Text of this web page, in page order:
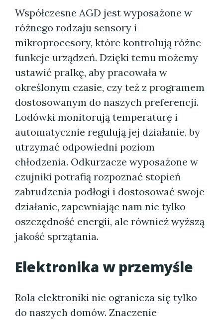
Współczesne AGD jest wyposażone w
różnego rodzaju sensory i
mikroprocesory, które kontrolują różne
funkcje urządzeń. Dzięki temu możemy
ustawić pralkę, aby pracowała w
określonym czasie, czy też z programem
dostosowanym do naszych preferencji.
Lodówki monitorują temperaturę i
automatycznie regulują jej działanie, by
utrzymać odpowiedni poziom
chłodzenia. Odkurzacze wyposażone w
czujniki potrafią rozpoznać stopień
zabrudzenia podłogi i dostosować swoje
działanie, zapewniając nam nie tylko
oszczędność energii, ale również wyższą
jakość sprzątania.
Elektronika w przemyśle
Rola elektroniki nie ogranicza się tylko
do naszych domów. Znaczenie